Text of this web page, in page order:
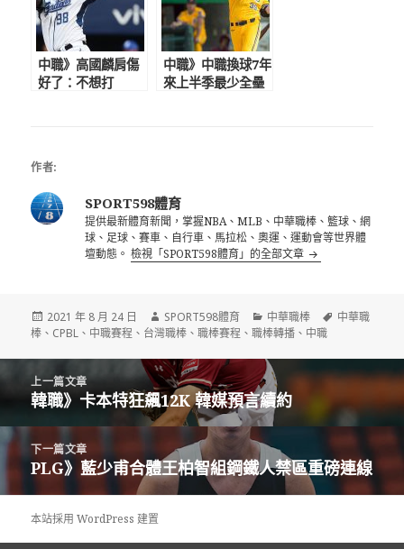
中職》高國麟肩傷
好了：不想打
中職》中職換球7年
來上半季最少全壘
作者:
SPORT598體育
提供最新體育新聞，掌握NBA、MLB、中華職棒、籃球、網
球、足球、賽車、自行車、馬拉松、奧運、運動會等世界體
壇動態。檢視「SPORT598體育」的全部文章
發
佈
2021 年 8 月 24 日
作
者
SPORT598體育
分
類
中華職棒
標
中華職
棒 、 CPBL 、 中職賽程 、 台灣職棒 、職棒賽程 、職棒轉播 、 中職
上一篇文章
上
篇
文
韓職》卡本特狂飆12K 韓媒預言續約
下一篇文章
下
篇
PLG》藍少甫合體王柏智組鋼鐵人禁區重磅連線
本站採用 WordPress 建置